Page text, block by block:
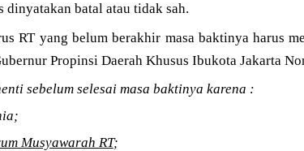
dinyatakan batal atau tidak sah.
RT yang belum berakhir masa baktinya harus
Propinsi Daerah Khusus Ibukota Jakarta
sebelum selesai masa baktinya karena :
Musyawarah RT;